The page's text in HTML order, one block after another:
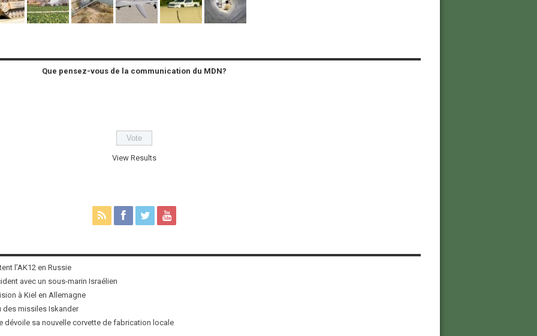
Que pensez-vous de la communication du MDN?
View Results
l’AK12 en Russie
avec un sous-marin Israélien
à Kiel en Allemagne
des missiles Iskander
dévoile sa nouvelle corvette de fabrication locale